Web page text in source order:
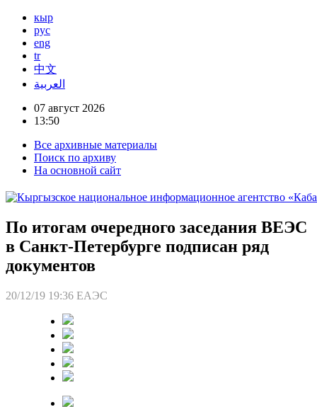
кыр
рус
eng
tr
中文
العربية
07 август 2026
13:50
Все архивные материалы
Поиск по архиву
На основной сайт
По итогам очередного заседания ВЕЭС
в Санкт-Петербурге подписан ряд
документов
20/12/19 19:36 ЕАЭС